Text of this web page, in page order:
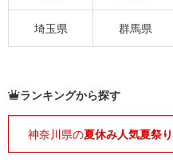
埼玉県 群馬県
ランキングから探す
神奈川県の夏休み人気夏祭り